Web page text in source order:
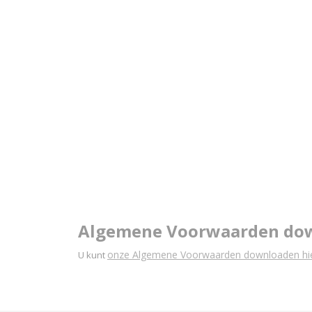
Algemene Voorwaarden
U kunt onze Algemene Voorwaarden downloaden